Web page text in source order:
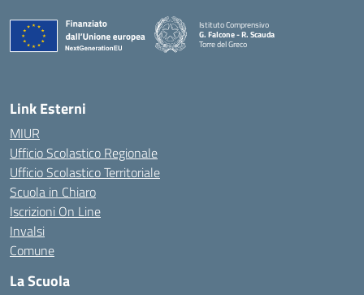
Istituto Comprensivo
G. Falcone - R. Scauda
Torre del Greco
Link Esterni
MIUR
Ufficio Scolastico Regionale
Ufficio Scolastico Territoriale
Scuola in Chiaro
Iscrizioni On Line
Invalsi
Comune
La Scuola